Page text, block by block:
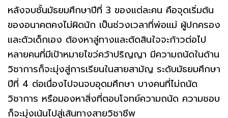
หลังจบชั้นมัธยมศึกษาปีที่ 3 ของแต่ละคน คือจุดเริ่มต้น
ของอนาคตคงไม่ผิดนัก เป็นช่วงเวลาที่พ่อแม่ ผู้ปกครอง
และตัวเด็กเอง ต้องหาลู่ทางและตัดสินใจจะก้าวต่อไป
หลายคนที่มีเป้าหมายไขว่คว้าปริญญา มีความถนัดในด้าน
วิชาการก็จะมุ่งสู่การเรียนในสายสามัญ ระดับมัธยมศึกษา
ปีที่ 4 ต่อเนื่องไปจนจบอุดมศึกษา บางคนที่ไม่ถนัด
วิชาการ หรือมองหาสิ่งที่ตอบโจทย์ความถนัด ความชอบ
ก็จะมุ่งเน้นไปสู่เส้นทางสายวิชาชีพ